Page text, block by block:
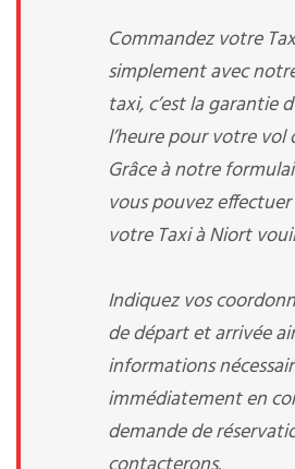
Commandez votre
simplement avec
taxi, c’est la garantie
l’heure pour votre
Grâce à notre
vous pouvez
votre Taxi à Niort
Indiquez vos
de départ et arrivée
informations
immédiatement en
demande de